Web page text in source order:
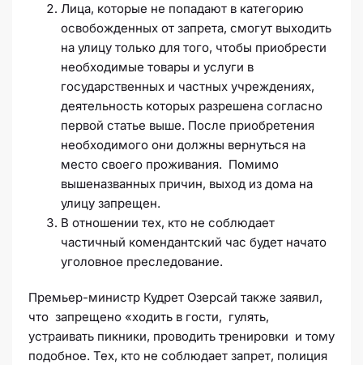
Лица, которые не попадают в категорию
освобожденных от запрета, смогут выходить
на улицу только для того, чтобы приобрести
необходимые товары и услуги в
государственных и частных учреждениях,
деятельность которых разрешена согласно
первой статье выше. После приобретения
необходимого они должны вернуться на
место своего проживания. Помимо
вышеназванных причин, выход из дома на
улицу запрещен.
В отношении тех, кто не соблюдает
частичный комендантский час будет начато
уголовное преследование.
Премьер-министр Кудрет Озерсай также заявил,
что запрещено «ходить в гости, гулять,
устраивать пикники, проводить тренировки и тому
подобное. Тех, кто не соблюдает запрет, полиция